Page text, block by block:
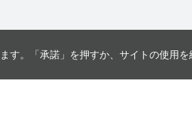
す。「承諾」を押すか、サイトの使用